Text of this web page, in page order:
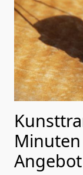
Angebot